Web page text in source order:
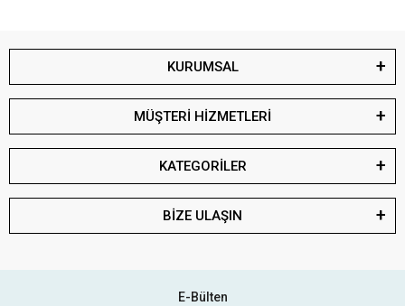
KURUMSAL
MÜŞTERİ HİZMETLERİ
KATEGORİLER
BİZE ULAŞIN
E-Bülten